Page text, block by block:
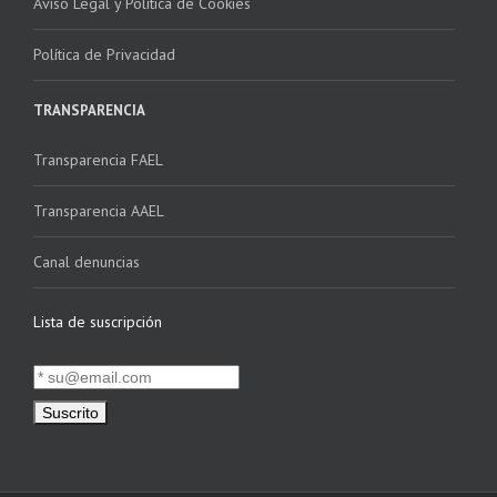
Política de Privacidad
TRANSPARENCIA
Transparencia FAEL
Transparencia AAEL
Canal denuncias
Lista de suscripción